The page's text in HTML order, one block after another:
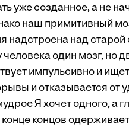
уже созданное, а не
наш примитивный
над старой
один мозг, но
импульсивно и
и отказывается от
Я хочет одного, а
концов